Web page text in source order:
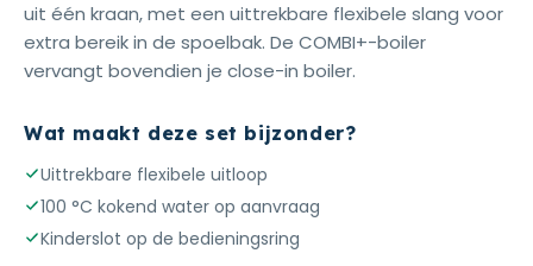
uit één kraan, met een uittrekbare flexibele slang voor
extra bereik in de spoelbak. De COMBI+-boiler
vervangt bovendien je close-in boiler.
Wat maakt deze set bijzonder?
Uittrekbare flexibele uitloop
100 °C kokend water op aanvraag
Kinderslot op de bedieningsring